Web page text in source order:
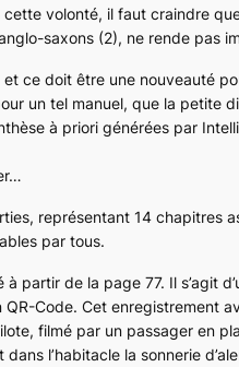
volonté, il faut craindre
saxons (2), ne rende pas
et ce doit être une nouveauté
un tel manuel, que la petite
à priori générées par
représentant 14 chapitres
par tous.
partir de la page 77. Il s’agit
Code. Cet enregistrement
filmé par un passager en
l’habitacle la sonnerie